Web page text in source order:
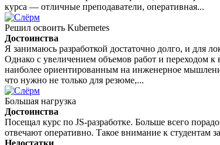
курса — отличные преподаватели, оперативная...
Решил освоить Kubernetes
Достоинства
Я занимаюсь разработкой достаточно долго, и для
Однако с увеличением объемов работ и переходом
наиболее ориентированным на инженерное
что нужно не только для резюме,...
Большая нагрузка
Достоинства
Посещал курс по JS-разработке. Больше всего
отвечают оперативно. Такое внимание к студентам
Недостатки